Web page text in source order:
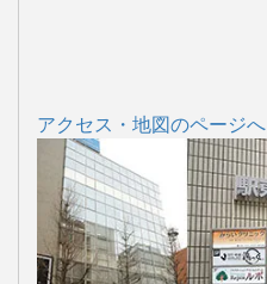
アクセス・地図のページへ